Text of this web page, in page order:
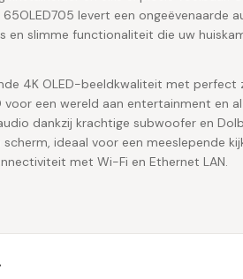
levert een ongeëvenaarde
en slimme functionaliteit die uw
4K OLED-beeldkwaliteit met perfect
voor een wereld aan entertainment en
dankzij krachtige subwoofer en
ideaal voor een meeslepende
met Wi-Fi en Ethernet LAN.